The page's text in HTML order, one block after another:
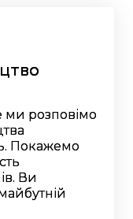
ми розповімо
Покажемо
Ви